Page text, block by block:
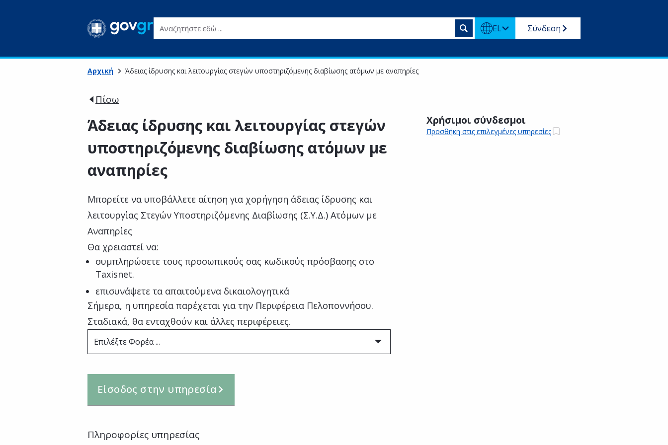
Αναζητήστε εδώ ... EL Σύνδεση
Αρχική Άδειας ίδρυσης και λειτουργίας στεγών υποστηριζόμενης διαβίωσης ατόμων με αναπηρίες
Πίσω
Άδειας ίδρυσης και λειτουργίας στεγών
υποστηριζόμενης διαβίωσης ατόμων με
αναπηρίες
Μπορείτε να υποβάλλετε αίτηση για χορήγηση άδειας ίδρυσης και
λειτουργίας Στεγών Υποστηριζόμενης Διαβίωσης (Σ.Υ.Δ.) Ατόμων με
Αναπηρίες
Θα χρειαστεί να:
συμπληρώσετε τους προσωπικούς σας κωδικούς πρόσβασης στο
Taxisnet.
επισυνάψετε τα απαιτούμενα δικαιολογητικά
Σήμερα, η υπηρεσία παρέχεται για την Περιφέρεια Πελοποννήσου.
Σταδιακά, θα ενταχθούν και άλλες περιφέρειες.
Επιλέξτε Φορέα ...
Είσοδος στην υπηρεσία
Χρήσιμοι σύνδεσμοι
Προσθήκη στις επιλεγμένες υπηρεσίες
Πληροφορίες υπηρεσίας